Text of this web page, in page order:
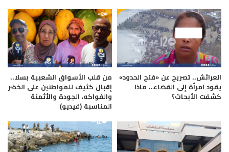
العرائش.. تصريح عن «فتح الحدود»
يقود امرأة إلى القضاء.. ماذا
كشفت الأبحاث؟
من قلب الأسواق الشعبية بسلا..
إقبال كثيف للمواطنين على الخضر
والفواكه، الجودة والأثمنة
المناسبة (فيديو)